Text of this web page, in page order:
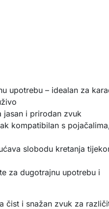
upotrebu – idealan za
jasan i prirodan zvuk
kompatibilan s
slobodu kretanja
za dugotrajnu upotrebu i
čist i snažan zvuk za